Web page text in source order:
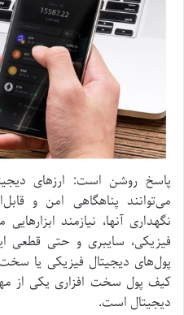
پاسخ روشن است: ارز‌های
می‌توانند پناهگاهی امن و
نگهداری آنها، نیازمند
فیزیکی، سایبری و حتی قطعی
پول‌های دیجیتال فیزیکی یا
کیف پول سخت افزاری یکی از
دیجیتال است.